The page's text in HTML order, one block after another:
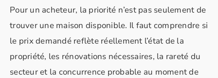
Pour un acheteur, la priorité n’est pas seulement de
trouver une maison disponible. Il faut comprendre si
le prix demandé reflète réellement l’état de la
propriété, les rénovations nécessaires, la rareté du
secteur et la concurrence probable au moment de